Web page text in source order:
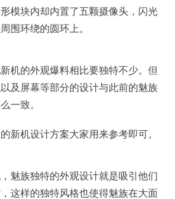
模块内却内置了五颗摄像头，闪光
围环绕的圆环上。
机的外观爆料相比要独特不少。但
及屏幕等部分的设计与此前的魅族
一致。
新机设计方案大家用来参考即可。
魅族独特的外观设计就是吸引他们
这样的独特风格也使得魅族在大面